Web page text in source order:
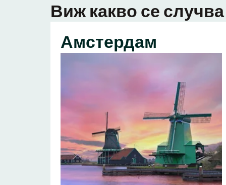
Виж какво се
Амстердам